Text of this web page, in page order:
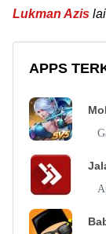
Lukman Azis
APPS